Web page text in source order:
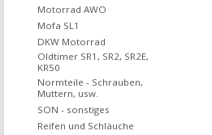
Motorrad AWO
Mofa SL1
DKW Motorrad
Oldtimer SR1, SR2, SR2E,
KR50
Normteile - Schrauben,
Muttern, usw.
SON - sonstiges
Reifen und Schläuche